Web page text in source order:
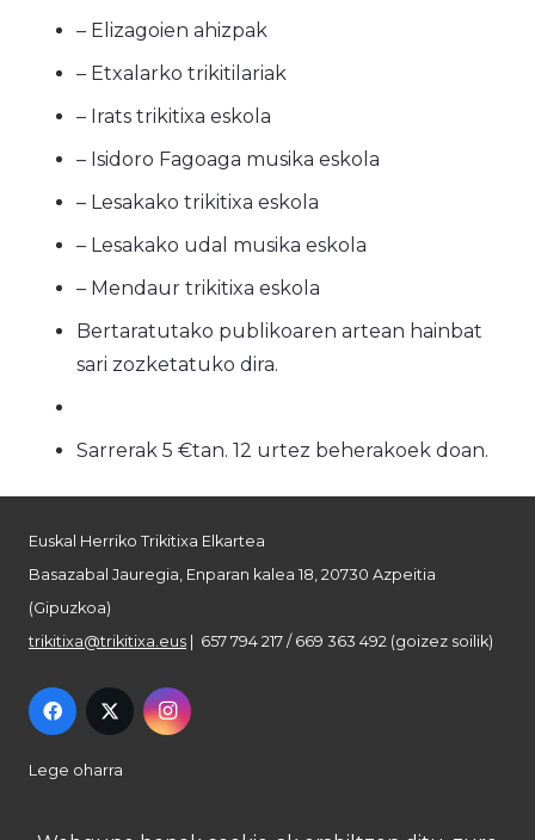
– Elizagoien ahizpak
– Etxalarko trikitilariak
– Irats trikitixa eskola
– Isidoro Fagoaga musika eskola
– Lesakako trikitixa eskola
– Lesakako udal musika eskola
– Mendaur trikitixa eskola
Bertaratutako publikoaren artean hainbat
sari zozketatuko dira.
Sarrerak 5 €tan. 12 urtez beherakoek doan.
Euskal Herriko Trikitixa Elkartea
Basazabal Jauregia, Enparan kalea 18, 20730 Azpeitia
(Gipuzkoa)
trikitixa@trikitixa.eus | 657 794 217 / 669 363 492 (goizez soilik)
Lege oharra
Pribatutasun politika